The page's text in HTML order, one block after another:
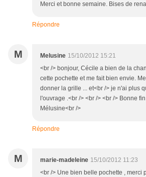
Merci et bonne semaine. Bises de
Répondre
M Melusine 15/10/2012 15:21
<br /> bonjour, Cécile a bien de la
cette pochette et me fait bien envie.
donner la grille ... et<br /> je n'ai plus
l'ouvrage .<br /> <br /> <br /> Bonne
Mélusine<br />
Répondre
M marie-madeleine 15/10/2012 11:23
<br /> Une bien belle pochette , merci